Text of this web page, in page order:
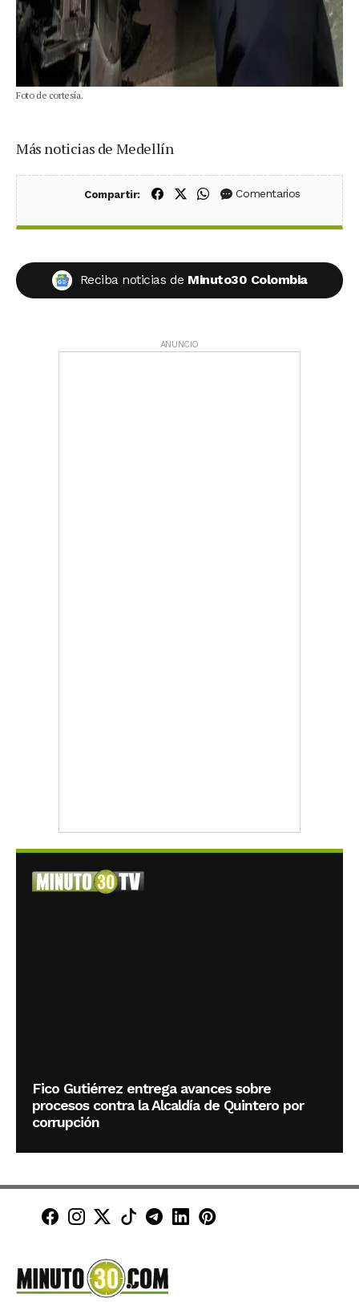
Foto de cortesía.
Más noticias de Medellín
Compartir: Compartir en Facebook
Compartir en X (Twitter)
Compartir en WhatsApp
Comentarios
Reciba noticias de Minuto30 Colombia
ANUNCIO
Fico Gutiérrez entrega avances sobre
procesos contra la Alcaldía de Quintero por
corrupción
Minuto30 en Facebook
Minuto30 en Instagram
Minuto30 en X (Twitter)
Minuto30 en TikTok
Canal de Minuto30 en
Minuto30 en LinkedIn
Minuto30 en